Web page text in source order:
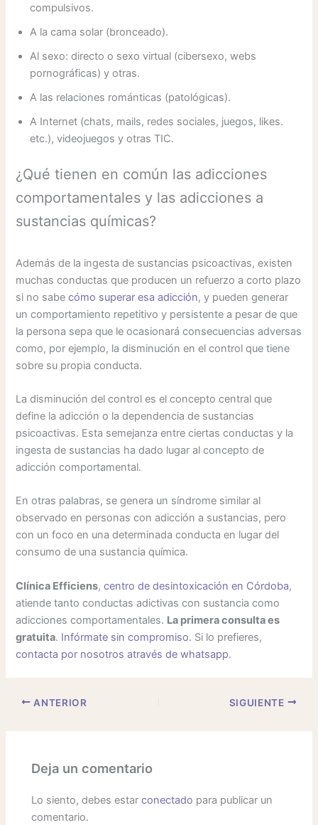
compulsivos.
A la cama solar (bronceado).
Al sexo: directo o sexo virtual (cibersexo, webs
pornográficas) y otras.
A las relaciones románticas (patológicas).
A Internet (chats, mails, redes sociales, juegos, likes.
etc.), videojuegos y otras TIC.
¿Qué tienen en común las adicciones
comportamentales y las adicciones a
sustancias químicas?
Además de la ingesta de sustancias psicoactivas, existen
muchas conductas que producen un refuerzo a corto plazo
si no sabecómo superar esa adicción, y pueden generar
un comportamiento repetitivo y persistente a pesar de que
la persona sepa que le ocasionará consecuencias adversas
como, por ejemplo, la disminución en el control que tiene
sobre su propia conducta.
La disminución del control es el concepto central que
define la adicción o la dependencia de sustancias
psicoactivas. Esta semejanza entre ciertas conductas y la
ingesta de sustancias ha dado lugar al concepto de
adicción comportamental.
En otras palabras, se genera un síndrome similar al
observado en personas con adicción a sustancias, pero
con un foco en una determinada conducta en lugar del
consumo de una sustancia química.
Clínica Efficiens,centro de desintoxicación en Córdoba,
atiende tanto conductas adictivas con sustancia como
adicciones comportamentales. La primera consulta es
gratuita. Infórmate sin compromiso. Si lo prefieres,
contacta por nosotros através de whatsapp.
ANTERIOR SIGUIENTE
Deja un comentario
Lo siento, debes estarconectado para publicar un
comentario.